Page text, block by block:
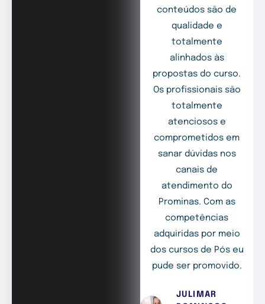
conteúdos são de
qualidade e
totalmente
alinhados às
propostas do curso.
Os profissionais são
totalmente
atenciosos e
comprometidos em
sanar dúvidas nos
canais de
atendimento do
Prominas. Com as
competências
adquiridas por meio
dos cursos de Pós eu
pude ser promovido.
JULIMAR